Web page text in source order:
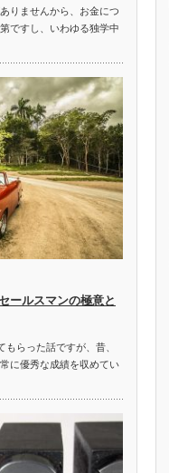
りませんから、お金につ
ですし、いわゆる独学中
ールスマンの極意と
もらった話ですが、昔、
に優秀な成績を収めてい